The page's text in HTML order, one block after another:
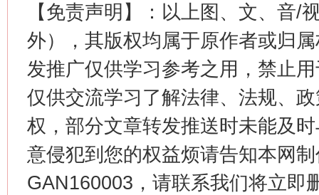
【免责声明】：以上图、文、音/
外），其版权均属于原作者或归
发推广仅供学习参考之用，禁止
仅供交流学习了解法律、法规、
权，部分文章转发推送时未能及
意侵犯到您的权益烦请告知本网
GAN160003，请联系我们将立即
“刷贴”乱象丛生
生